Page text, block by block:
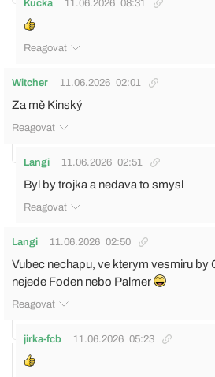
Kucka 11.06.2026 08:31
Reagovat
Witcher 11.06.2026 02:01
Za mě Kinský
Reagovat
Langi 11.06.2026 02:51
Byl by trojka a nedava to smysl
Reagovat
Langi 11.06.2026 02:50
Vubec nechapu, ve kterym vesmiru by
nejede Foden nebo Palmer
Reagovat
jirka-fcb 11.06.2026 05:23